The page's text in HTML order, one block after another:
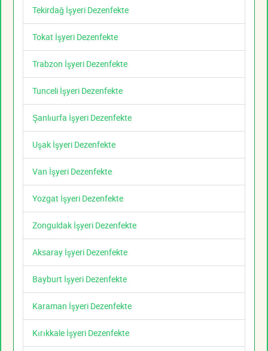
Tekirdağ İşyeri Dezenfekte
Tokat İşyeri Dezenfekte
Trabzon İşyeri Dezenfekte
Tunceli İşyeri Dezenfekte
Şanlıurfa İşyeri Dezenfekte
Uşak İşyeri Dezenfekte
Van İşyeri Dezenfekte
Yozgat İşyeri Dezenfekte
Zonguldak İşyeri Dezenfekte
Aksaray İşyeri Dezenfekte
Bayburt İşyeri Dezenfekte
Karaman İşyeri Dezenfekte
Kırıkkale İşyeri Dezenfekte